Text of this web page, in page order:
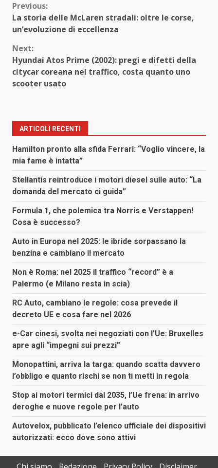
Continue
Reading
Previous:
La storia delle McLaren stradali: oltre le corse,
un’evoluzione di eccellenza
Next:
Hyundai Atos Prime (2002): pregi e difetti della
citycar coreana nel traffico, costa quanto uno
scooter usato
ARTICOLI RECENTI
Hamilton pronto alla sfida Ferrari: “Voglio vincere, la
mia fame è intatta”
Stellantis reintroduce i motori diesel sulle auto: “La
domanda del mercato ci guida”
Formula 1, che polemica tra Norris e Verstappen!
Cosa è successo?
Auto in Europa nel 2025: le ibride sorpassano la
benzina e cambiano il mercato
Non è Roma: nel 2025 il traffico “record” è a
Palermo (e Milano resta in scia)
RC Auto, cambiano le regole: cosa prevede il
decreto UE e cosa fare nel 2026
e-Car cinesi, svolta nei negoziati con l’Ue: Bruxelles
apre agli “impegni sui prezzi”
Monopattini, arriva la targa: quando scatta davvero
l’obbligo e quanto rischi se non ti metti in regola
Stop ai motori termici dal 2035, l’Ue frena: in arrivo
deroghe e nuove regole per l’auto
Autovelox, pubblicato l’elenco ufficiale dei dispositivi
autorizzati: ecco dove sono attivi